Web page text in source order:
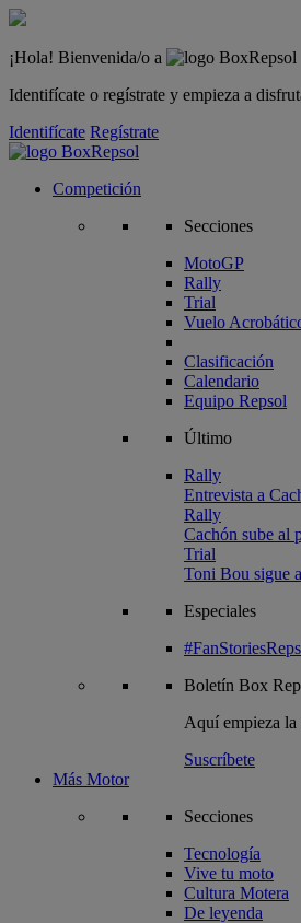
¡Hola! Bienvenida/o a
Identifícate o regístrate y empieza a
Identifícate Regístrate
Competición
Secciones
MotoGP
Rally
Trial
Vuelo
Clasificación
Calendario
Equipo Repsol
Último
Rally
Entrevista a
Rally
Cachón sube al
Trial
Toni Bou sigue
Especiales
Boletín Box
Aquí empieza la
Suscríbete
Más Motor
Secciones
Tecnología
Vive tu moto
Cultura Motera
De leyenda